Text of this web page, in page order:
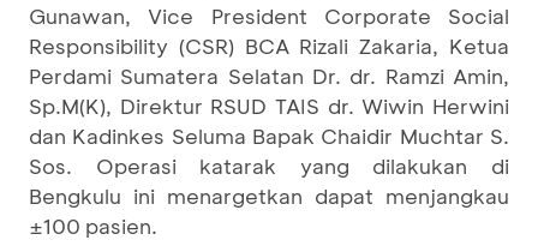
Gunawan, Vice President Corporate Social
Responsibility (CSR) BCA Rizali Zakaria, Ketua
Perdami Sumatera Selatan Dr. dr. Ramzi Amin,
Sp.M(K), Direktur RSUD TAIS dr. Wiwin Herwini
dan Kadinkes Seluma Bapak Chaidir Muchtar S.
Sos. Operasi katarak yang dilakukan di
Bengkulu ini menargetkan dapat menjangkau
±100 pasien.